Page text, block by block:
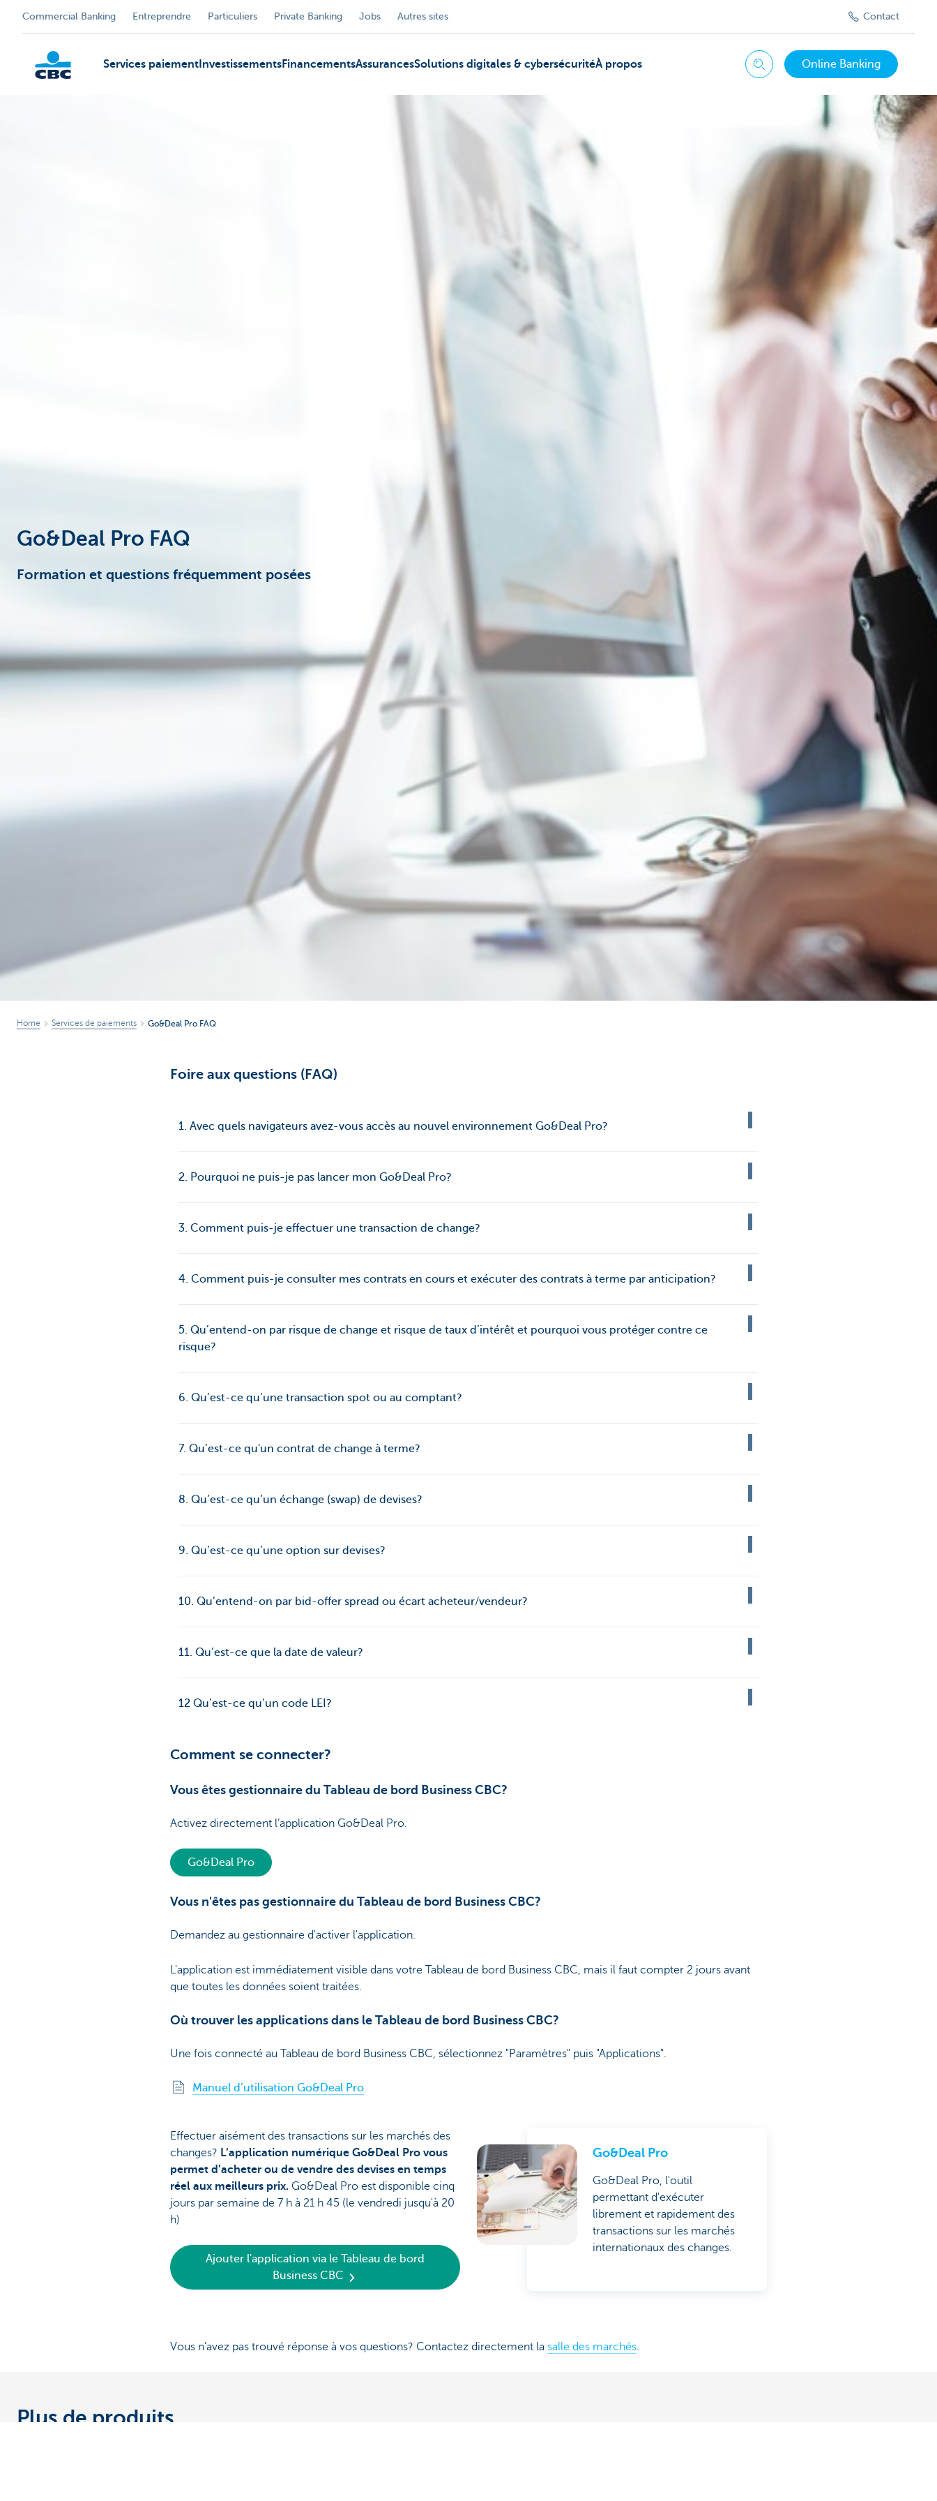
Commercial Banking Entreprendre Particuliers Private Banking Jobs Autres sites Contact
Services paiement InvestissementsFinancementsAssurancesSolutions digitales & cybersécuritéÀ propos ChercherOnline Banking
Go&Deal Pro FAQ
Formation et questions fréquemment posées
Home Services de paiements Go&Deal Pro FAQ
Foire aux questions (FAQ)
1. Avec quels navigateurs avez-vous accès au nouvel environnement Go&Deal Pro?
2. Pourquoi ne puis-je pas lancer mon Go&Deal Pro?
3. Comment puis-je effectuer une transaction de change?
4. Comment puis-je consulter mes contrats en cours et exécuter des contrats à terme par anticipation?
5. Qu’entend-on par risque de change et risque de taux d’intérêt et pourquoi vous protéger contre ce
risque?
6. Qu’est-ce qu’une transaction spot ou au comptant?
7. Qu’est-ce qu'un contrat de change à terme?
8. Qu’est-ce qu’un échange (swap) de devises?
9. Qu’est-ce qu’une option sur devises?
10. Qu’entend-on par bid-offer spread ou écart acheteur/vendeur?
11. Qu’est-ce que la date de valeur?
12 Qu’est-ce qu’un code LEI?
Comment se connecter?
Vous êtes gestionnaire du Tableau de bord Business CBC?
Activez directement l’application Go&Deal Pro.
Go&Deal Pro
Vous n'êtes pas gestionnaire du Tableau de bord Business CBC?
Demandez au gestionnaire d'activer l'application.
L'application est immédiatement visible dans votre Tableau de bord Business CBC, mais il faut compter 2 jours avant
que toutes les données soient traitées.
Où trouver les applications dans le Tableau de bord Business CBC?
Une fois connecté au Tableau de bord Business CBC, sélectionnez "Paramètres" puis "Applications".
Manuel d’utilisation Go&Deal Pro
Effectuer aisément des transactions sur les marchés des
changes? L’application numérique Go&Deal Pro vous
permet d’acheter ou de vendre des devises en temps
réel aux meilleurs prix. Go&Deal Pro est disponible cinq
jours par semaine de 7 h à 21 h 45 (le vendredi jusqu'à 20
h)
Ajouter l'application via le Tableau de bord
Business CBC
Go&Deal Pro
Go&Deal Pro, l'outil
permettant d'exécuter
librement et rapidement des
transactions sur les marchés
internationaux des changes.
Vous n’avez pas trouvé réponse à vos questions? Contactez directement la salle des marchés.
Plus de produits